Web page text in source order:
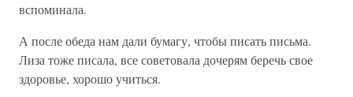
вспоминала.
А после обеда нам дали бумагу, чтобы писать письма.
Лиза тоже писала, все советовала дочерям беречь свое
здоровье, хорошо учиться.